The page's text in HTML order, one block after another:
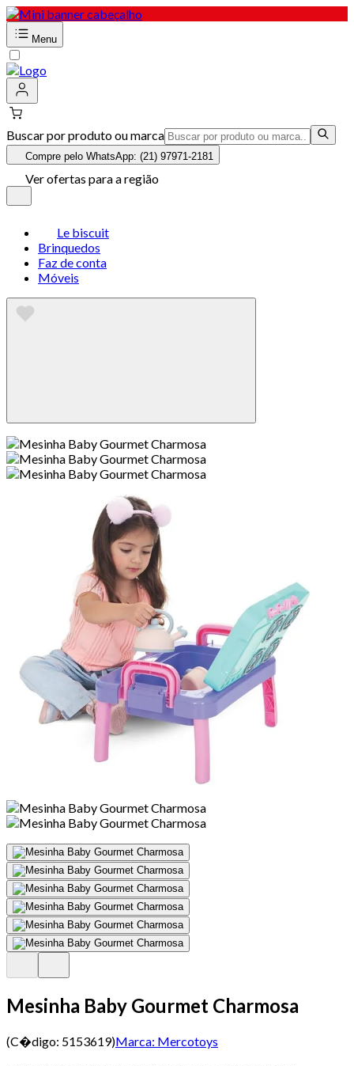
Menu
Buscar por produto ou marca
Compre pelo WhatsApp: (21) 97971-2181
Ver ofertas para a região
Le biscuit
Brinquedos
Faz de conta
Móveis
Mesinha Baby Gourmet Charmosa
(C�digo: 5153619)Marca: Mercotoys